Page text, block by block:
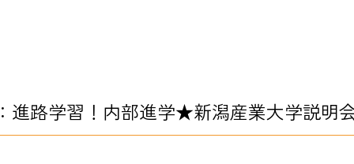
進路学習！内部進学★新潟産業大学説明